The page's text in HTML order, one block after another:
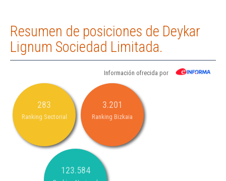
Resumen de posiciones de Deykar
Lignum Sociedad Limitada.
Información ofrecida por
283
Ranking Sectorial
3.201
Ranking Bizkaia
123.584